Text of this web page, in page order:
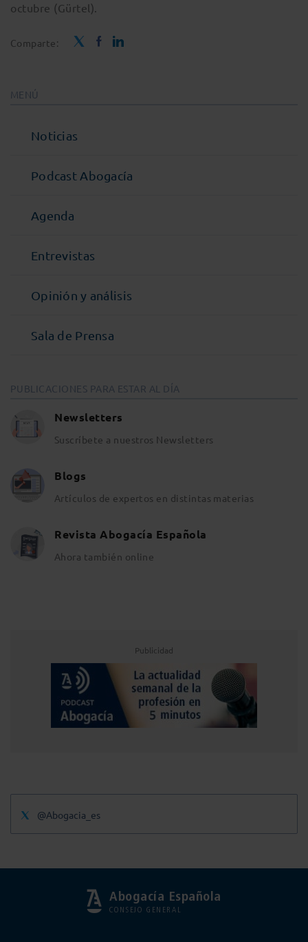
octubre (Gürtel).
Comparte:
MENÚ
Noticias
Podcast Abogacía
Agenda
Entrevistas
Opinión y análisis
Sala de Prensa
PUBLICACIONES PARA ESTAR AL DÍA
Newsletters
Suscríbete a nuestros Newsletters
Blogs
Artículos de expertos en distintas materias
Revista Abogacía Española
Ahora también online
Publicidad
@Abogacia_es
Abogacía Española
CONSEJO GENERAL